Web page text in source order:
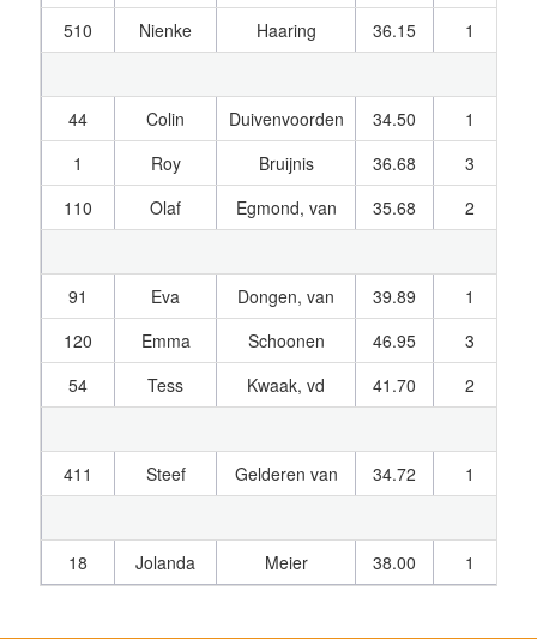
510
Nienke Haaring 36.15 1
44 Colin Duivenvoorden 34.50 1
1
Roy Bruijnis 36.68 3
110
Olaf Egmond, van 35.68 2
91 Eva Dongen, van 39.89 1
120
Emma Schoonen 46.95 3
54
Tess Kwaak, vd 41.70 2
411 Steef Gelderen van 34.72 1
18 Jolanda Meier 38.00 1